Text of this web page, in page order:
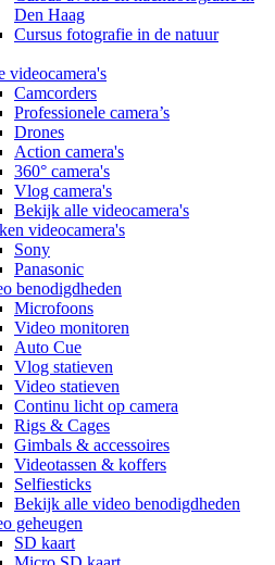
Den Haag
Cursus fotografie in de natuur
videocamera's
Camcorders
Professionele camera’s
Drones
Action camera's
360° camera's
Vlog camera's
Bekijk alle videocamera's
videocamera's
Sony
Panasonic
benodigdheden
Microfoons
Video monitoren
Auto Cue
Vlog statieven
Video statieven
Continu licht op camera
Rigs & Cages
Gimbals & accessoires
Videotassen & koffers
Selfiesticks
Bekijk alle video benodigdheden
geheugen
SD kaart